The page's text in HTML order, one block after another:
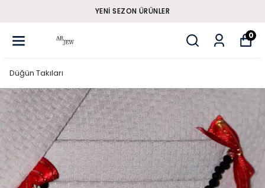
YENI SEZON ÜRÜNLER
0
Düğün Takıları